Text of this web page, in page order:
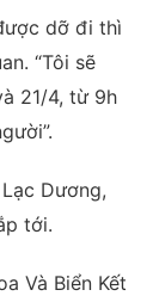
dỡ đi thì
“Tôi sẽ
21/4, từ 9h
Dương,
tới.
Và Biển Kết